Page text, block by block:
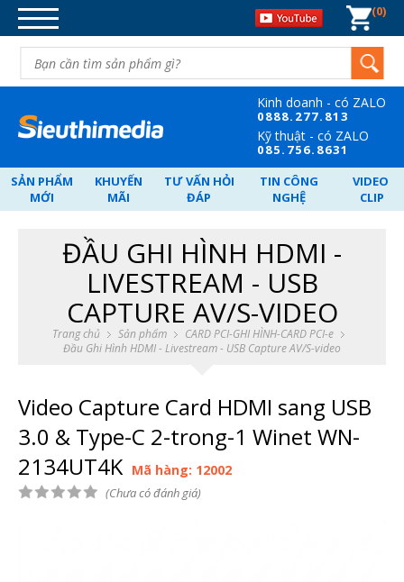
DANH MỤC SẢN PHẨM
DÂY CÁP TÍN HIỆU
BỘ CHIA TÍN HIỆU
CHUYỂN ĐỐI TÍN HIỆU
MẠNG-WIFI-MÁY TÍNH-ĐIỆN
NGUỒN POE - SWITCH - VẬT TƯ.
NGHE NHÌN-GIẢI TRÍ.
QUÀ TẶNG DOANH NGHIỆP
0
Kinh doanh - có ZALO
0888.277.813
Kỹ thuật - có ZALO
085.756.8631
SẢN PHẨM
MỚI
KHUYẾN
MÃI
TƯ VẤN HỎI
ĐÁP
TIN CÔNG
NGHỆ
VIDEO
CLIP
ĐẦU GHI HÌNH HDMI -
LIVESTREAM - USB
CAPTURE AV/S-VIDEO
Trang chủ Sản phẩm
CARD PCI-GHI HÌNH-CARD PCI-e
Đầu Ghi Hình HDMI - Livestream - USB Capture AV/S-video
Video Capture Card HDMI sang USB
3.0 & Type-C 2-trong-1 Winet WN-
2134UT4K Mã hàng: 12002
(Chưa có đánh giá)